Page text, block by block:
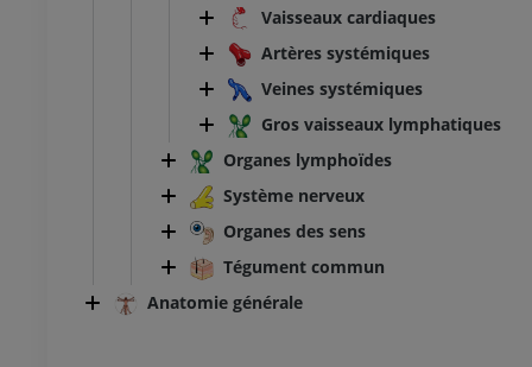
Vaisseaux cardiaques
Artères systémiques
Veines systémiques
Gros vaisseaux lymphatiques
Organes lymphoïdes
Système nerveux
Organes des sens
Tégument commun
Anatomie générale